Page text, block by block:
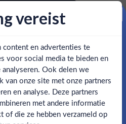
jaar of ouder?
Nee
40.00%
Coruba
0,7L
vereist
en advertenties te
voor social media te bieden en
Ook delen we
van onze site met onze partners
en analyse. Deze partners
met andere informatie
of die ze hebben verzameld op
korting!
5% korting op je eerste
korting